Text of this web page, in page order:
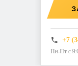
+7
Пн-Пт с